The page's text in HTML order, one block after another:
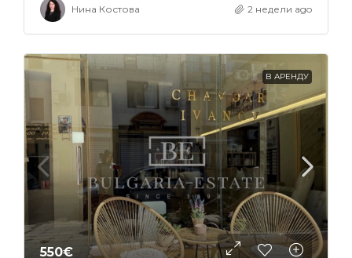
Нина Костова 2 недели ago
В АРЕНДУ
550€